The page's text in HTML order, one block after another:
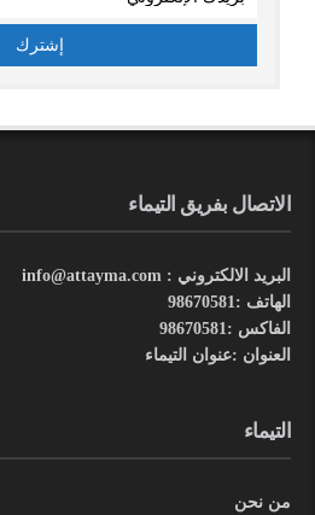
الاتصال بفريق التيماء
البريد الالكتروني : info@attayma.com
الهاتف :98670581
الفاكس :98670581
العنوان :عنوان التيماء
التيماء
من نحن